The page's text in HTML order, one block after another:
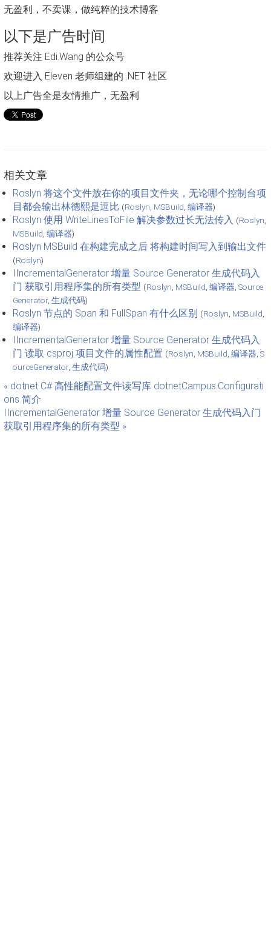
无盈利，不卖课，做纯粹的技术博客
以下是广告时间
推荐关注 Edi.Wang 的公众号
欢迎进入 Eleven 老师组建的 .NET 社区
以上广告全是友情推广，无盈利
相关文章
Roslyn 将这个文件放在你的项目文件夹，无论哪个控制台项
目都会输出林德熙是逗比 (Roslyn MSBuild 编译器)
Roslyn 使用 WriteLinesToFile 解决参数过长无法传入 (Roslyn
MSBuild 编译器)
Roslyn MSBuild 在构建完成之后 将构建时间写入到输出文件
(Roslyn)
IIncrementalGenerator 增量 Source Generator 生成代码入
门 获取引用程序集的所有类型 (Roslyn MSBuild 编译器 Source
Generator, 生成代码)
Roslyn 节点的 Span 和 FullSpan 有什么区别 (Roslyn MSBuild
编译器)
IIncrementalGenerator 增量 Source Generator 生成代码入
门 读取 csproj 项目文件的属性配置 (Roslyn MSBuild 编译器 S
ourceGenerator, 生成代码)
« dotnet C# 高性能配置文件读写库 dotnetCampus.Configurati
ons 简介
IIncrementalGenerator 增量 Source Generator 生成代码入门
获取引用程序集的所有类型 »